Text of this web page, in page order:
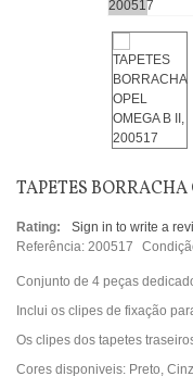
TAPETES
Rating:
Sign in to write a
Referência: 200517
Conjunto de 4 peças
Inclui os clipes de fixação
Os clipes dos tapetes
Cores disponiveis: Preto,